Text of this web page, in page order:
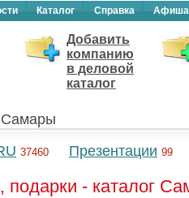
Каталог Справка Афиша
Добавить
компанию
в деловой
каталог
Самары
37460 Презентации 99
- каталог